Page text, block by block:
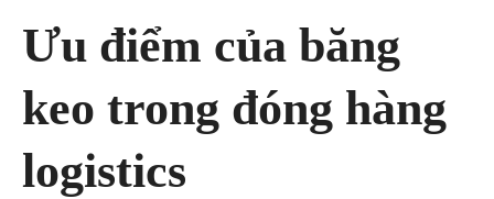
Ưu điểm của băng
keo trong đóng hàng
logistics